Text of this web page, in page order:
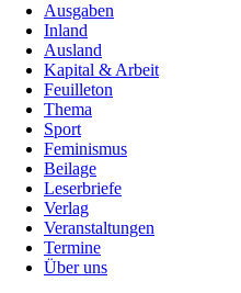
Ausgaben
Inland
Ausland
Kapital & Arbeit
Feuilleton
Thema
Sport
Feminismus
Beilage
Leserbriefe
Verlag
Veranstaltungen
Termine
Über uns